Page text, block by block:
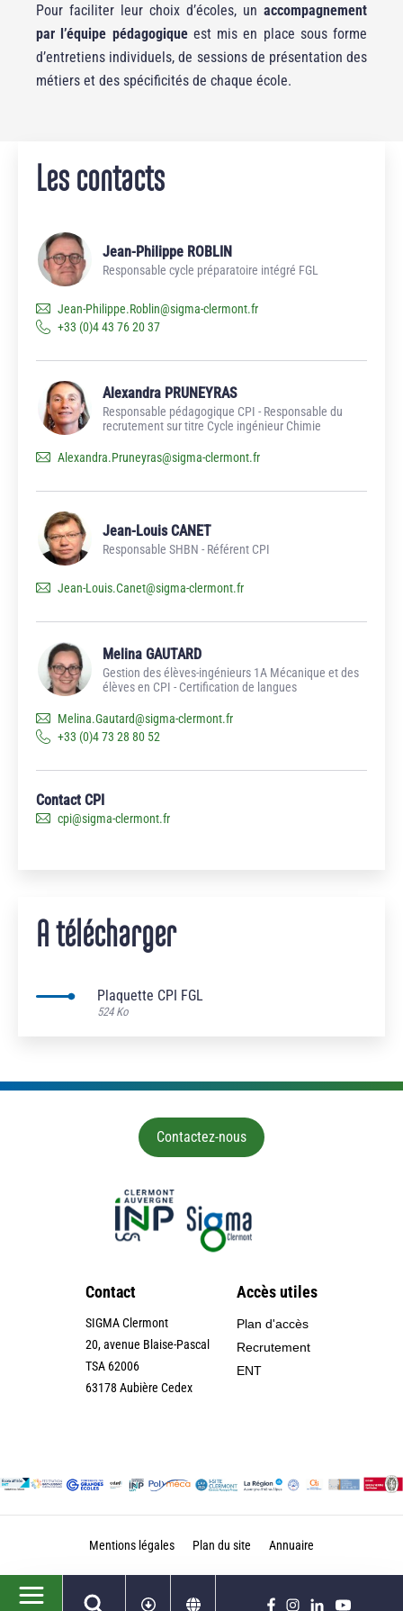
Pour faciliter leur choix d’écoles, un accompagnement
par l’équipe pédagogiqueest mis en place sous forme
d’entretiens individuels, de sessions de présentation des
métiers et des spécificités de chaque école.
Les contacts
Jean-Philippe ROBLIN
Responsable cycle préparatoire intégré FGL
Jean-Philippe.Roblin@sigma-clermont.fr
+33 (0)4 43 76 20 37
Alexandra PRUNEYRAS
Responsable pédagogique CPI - Responsable du
recrutement sur titre Cycle ingénieur Chimie
Alexandra.Pruneyras@sigma-clermont.fr
Jean-Louis CANET
Responsable SHBN - Référent CPI
Jean-Louis.Canet@sigma-clermont.fr
Melina GAUTARD
Gestion des élèves-ingénieurs 1A Mécanique et des
élèves en CPI - Certification de langues
Melina.Gautard@sigma-clermont.fr
+33 (0)4 73 28 80 52
Contact CPI
cpi@sigma-clermont.fr
A télécharger
Plaquette CPI FGL
524 Ko
Contactez-nous
Contact
SIGMA Clermont
20, avenue Blaise-Pascal
TSA 62006
63178 Aubière Cedex
Accès utiles
Plan d'accès
Recrutement
ENT
Mentions légales Plan du site Annuaire